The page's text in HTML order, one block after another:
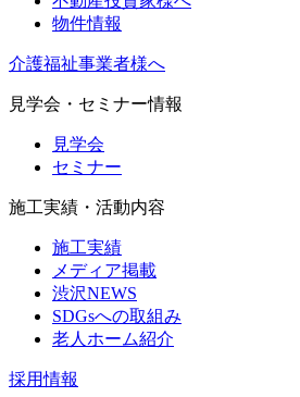
物件情報
介護福祉事業者様へ
見学会・セミナー情報
見学会
セミナー
施工実績・活動内容
施工実績
メディア掲載
渋沢NEWS
SDGsへの取組み
老人ホーム紹介
採用情報